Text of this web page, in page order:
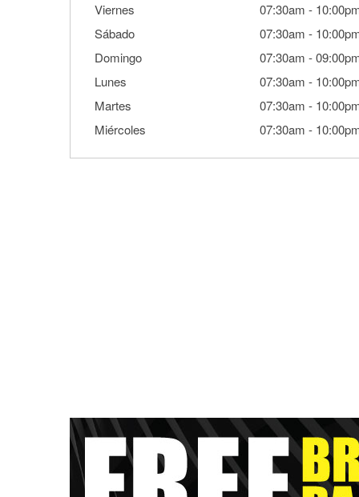
Viernes 07:30am -
Sábado
07:30am -
Domingo
07:30am -
Lunes
07:30am -
Martes
07:30am -
Miércoles
07:30am -